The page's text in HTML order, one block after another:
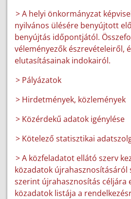
> A helyi önkormányzat
nyilvános ülésére benyújtott
benyújtás időpontjától.
véleményezők észrevételeiről,
elutasításainak indokairól.
> Pályázatok
> Hirdetmények, közlemények
> Közérdekű adatok igénylése
> Kötelező statisztikai
> A közfeladatot ellátó szerv
közadatok újrahasznosításáról
szerint újrahasznosítás céljára
közadatok listája a